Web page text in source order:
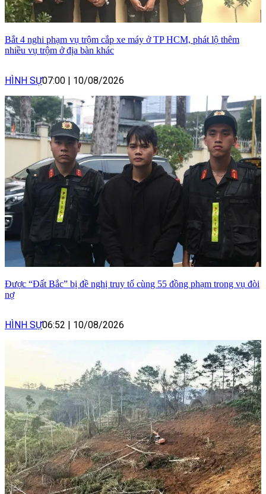
Bắt 4 nghi phạm vụ trộm cắp xe máy ở TP HCM, phát lộ thêm
nhiều vụ trộm ở địa bàn khác
HÌNH SỰ07:00 10/08/2026
Được “Đất Bắc” bị đề nghị truy tố cùng 55 đồng phạm trong vụ đòi
nợ
HÌNH SỰ06:52 10/08/2026